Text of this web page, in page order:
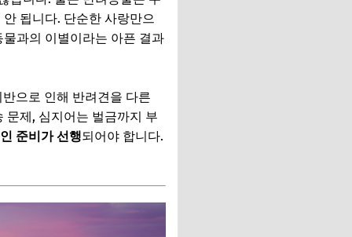
됩니다. 단순한 사랑만으
물과의 이별이라는 아픈 결과
으로 인해 반려견을 다른
문제, 심지어는 벌금까지 부
준비가 선행되어야 합니다.